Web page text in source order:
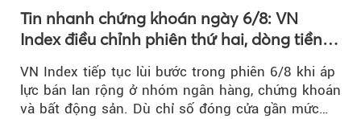
Tin nhanh chứng khoán ngày 6/8: VN
Index điều chỉnh phiên thứ hai, dòng tiền
VN Index tiếp tục lùi bước trong phiên 6/8 khi áp
lực bán lan rộng ở nhóm ngân hàng, chứng khoán
và bất động sản. Dù chỉ số đóng cửa gần mức